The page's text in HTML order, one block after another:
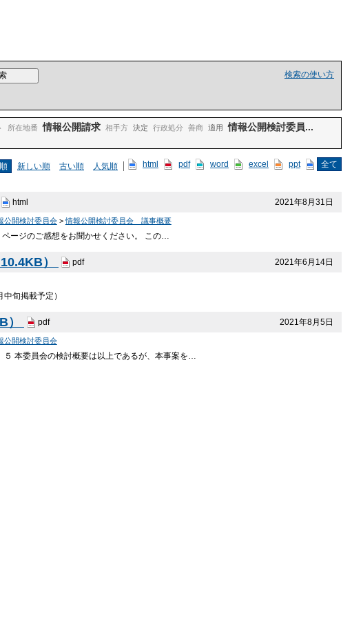
検索の使い方
所在地番 情報公開請求 相手方 決定 行政処分 善商 適用
情報公開検討委員...
新しい順 古い順 人気順 html pdf word excel ppt 全て
2021年8月31日
html
公開検討委員会>情報公開検討委員会 議事概要
ージのご感想をお聞かせください。 この…
2021年6月14日
） pdf
旬掲載予定）
2021年8月5日
） pdf
公開検討委員会
本委員会の検討概要は以上であるが、本事案を…